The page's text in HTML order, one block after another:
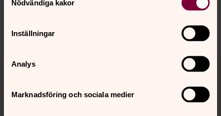
Nödvändiga kakor
Inställningar
Analys
Marknadsföring och sociala medier
Tillbaka till toppen
Tillbaka till innehållet